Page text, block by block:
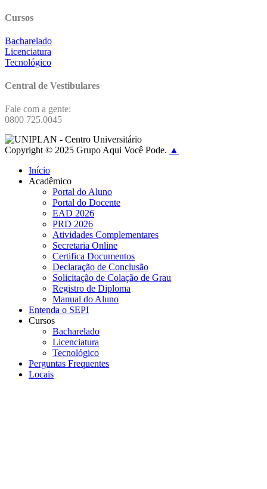
Cursos
Bacharelado
Licenciatura
Tecnológico
Central de Vestibulares
Fale com a gente:
0800 725.0045
Copyright © 2025 Grupo Aqui Você Pode. ▲
Início
Acadêmico
Portal do Aluno
Portal do Docente
EAD 2026
PRD 2026
Atividades Complementares
Secretaria Online
Certifica Documentos
Declaração de Conclusão
Solicitação de Colação de Grau
Registro de Diploma
Manual do Aluno
Entenda o SEPI
Cursos
Bacharelado
Licenciatura
Tecnológico
Perguntas Frequentes
Locais